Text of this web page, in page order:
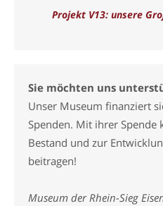
Projekt V13: unsere
Sie möchten uns
Unser Museum finanziert
Spenden. Mit ihrer Spende
Bestand und zur
beitragen!
Museum der Rhein-Sieg